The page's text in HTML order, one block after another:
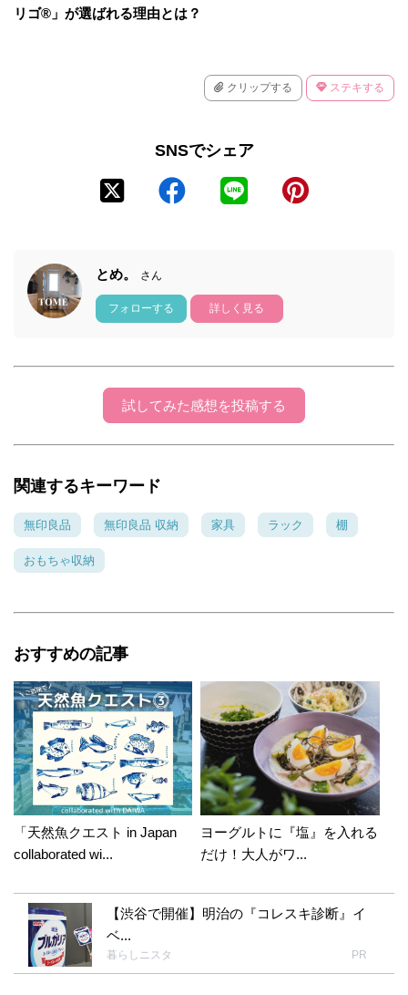
リゴ®」が選ばれる理由とは？
クリップする ステキする
SNSでシェア
とめ。 さん
フォローする 詳しく見る
試してみた感想を投稿する
関連するキーワード
無印良品 無印良品 収納 家具 ラック 棚
おもちゃ収納
おすすめの記事
「天然魚クエスト in Japan
collaborated wi...
ヨーグルトに『塩』を入れる
だけ！大人がワ...
【渋谷で開催】明治の『コレスキ診断』イ
ベ...
暮らしニスタ PR